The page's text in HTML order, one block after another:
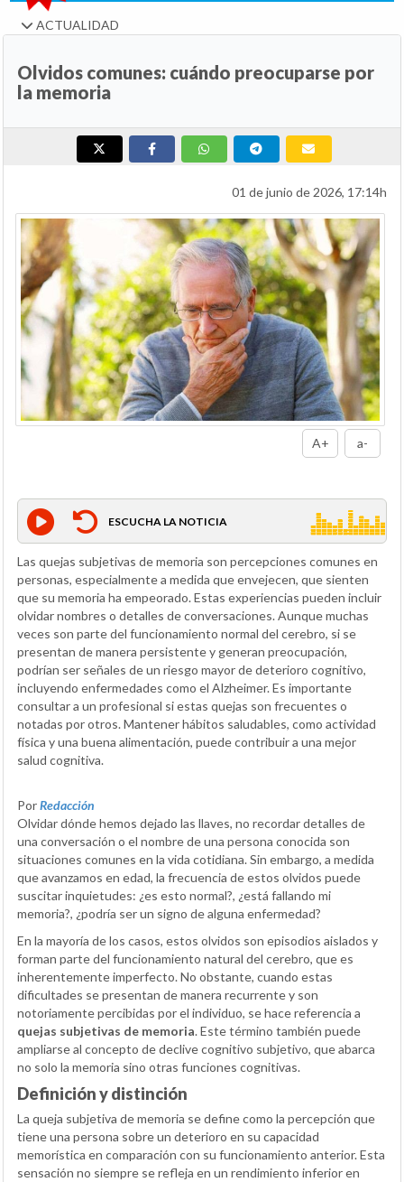
ACTUALIDAD
Olvidos comunes: cuándo preocuparse por
la memoria
01 de junio de 2026, 17:14h
A+ a-
ESCUCHA LA NOTICIA
Las quejas subjetivas de memoria son percepciones comunes en
personas, especialmente a medida que envejecen, que sienten
que su memoria ha empeorado. Estas experiencias pueden incluir
olvidar nombres o detalles de conversaciones. Aunque muchas
veces son parte del funcionamiento normal del cerebro, si se
presentan de manera persistente y generan preocupación,
podrían ser señales de un riesgo mayor de deterioro cognitivo,
incluyendo enfermedades como el Alzheimer. Es importante
consultar a un profesional si estas quejas son frecuentes o
notadas por otros. Mantener hábitos saludables, como actividad
física y una buena alimentación, puede contribuir a una mejor
salud cognitiva.
PorRedacción
Olvidar dónde hemos dejado las llaves, no recordar detalles de
una conversación o el nombre de una persona conocida son
situaciones comunes en la vida cotidiana. Sin embargo, a medida
que avanzamos en edad, la frecuencia de estos olvidos puede
suscitar inquietudes: ¿es esto normal?, ¿está fallando mi
memoria?, ¿podría ser un signo de alguna enfermedad?
En la mayoría de los casos, estos olvidos son episodios aislados y
forman parte del funcionamiento natural del cerebro, que es
inherentemente imperfecto. No obstante, cuando estas
dificultades se presentan de manera recurrente y son
notoriamente percibidas por el individuo, se hace referencia a
quejas subjetivas de memoria. Este término también puede
ampliarse al concepto de declive cognitivo subjetivo, que abarca
no solo la memoria sino otras funciones cognitivas.
Definición y distinción
La queja subjetiva de memoria se define como la percepción que
tiene una persona sobre un deterioro en su capacidad
memorística en comparación con su funcionamiento anterior. Esta
sensación no siempre se refleja en un rendimiento inferior en